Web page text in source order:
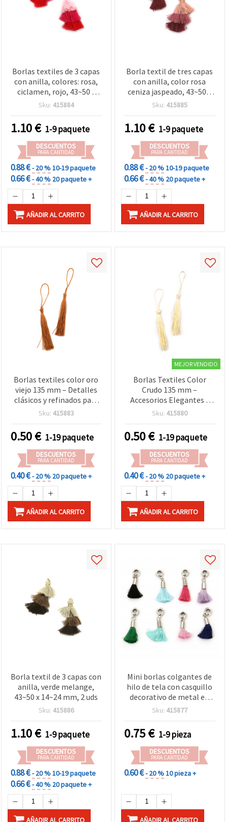
Borlas textiles de 3 capas
con anilla, colores: rosa,
ciclamen, rojo, 43~50 x
14~24 mm - 2 uds.
Sku: 415884
1.10€ 1-9 paquete
DESCUENTOS
PARA CANTIDAD
0.88 €- 20 %10-19 paquete
0.66 €- 40 % 20 paquete +
AÑADIR AL CARRITO
Borla textil de tres capas
con anilla, color rosa
ceniza jaspeado, 43~50 x
14~24 mm, accesorios
decoración DIY, 2 piezas
Sku: 415885
1.10€ 1-9 paquete
DESCUENTOS
PARA CANTIDAD
0.88 €- 20 %10-19 paquete
0.66 €- 40 % 20 paquete +
AÑADIR AL CARRITO
Borlas textiles color oro
viejo 135 mm – Detalles
clásicos y refinados para
manualidades y
encanto vintage en tus
creaciones hechas a mano
Sku: 415883
0.50€ 1-19 paquete
DESCUENTOS
PARA CANTIDAD
0.40 €- 20 % 20 paquete +
AÑADIR AL CARRITO
MEJOR VENDIDO
Borlas Textiles Color
Crudo 135 mm –
Accesorios Elegantes y
Suaves para
y Proyectos DIY
Sku: 415880
0.50€ 1-19 paquete
DESCUENTOS
PARA CANTIDAD
0.40 €- 20 % 20 paquete +
AÑADIR AL CARRITO
Borla textil de 3 capas con
anilla, verde melange,
43~50 x 14~24 mm, 2 uds
Sku: 415886
1.10€ 1-9 paquete
DESCUENTOS
PARA CANTIDAD
0.88 €- 20 %10-19 paquete
0.66 €- 40 % 20 paquete +
AÑADIR AL CARRITO
Mini borlas colgantes de
hilo de tela con casquillo
decorativo de metal en
tono plata y anilla, 39-40
Sku: 415877
0.75€ 1-9 pieza
DESCUENTOS
PARA CANTIDAD
0.60 €- 20 %10 pieza +
AÑADIR AL CARRITO